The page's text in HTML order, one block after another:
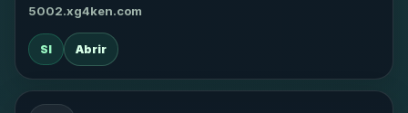
5002.xg4ken.com
SI Abrir